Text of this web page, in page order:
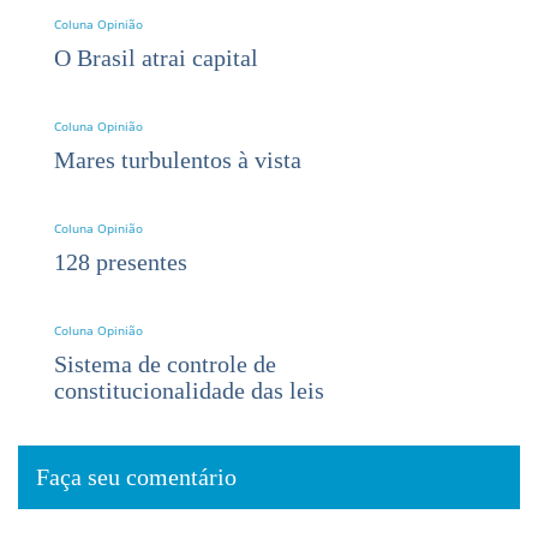
Coluna Opinião
O Brasil atrai capital
Coluna Opinião
Mares turbulentos à vista
Coluna Opinião
128 presentes
Coluna Opinião
Sistema de controle de
constitucionalidade das leis
Faça seu comentário